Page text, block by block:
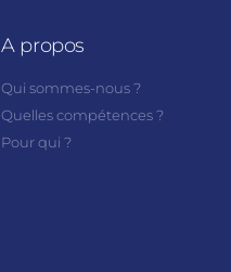
A propos
Qui sommes-nous ?
Quelles compétences ?
Pour qui ?